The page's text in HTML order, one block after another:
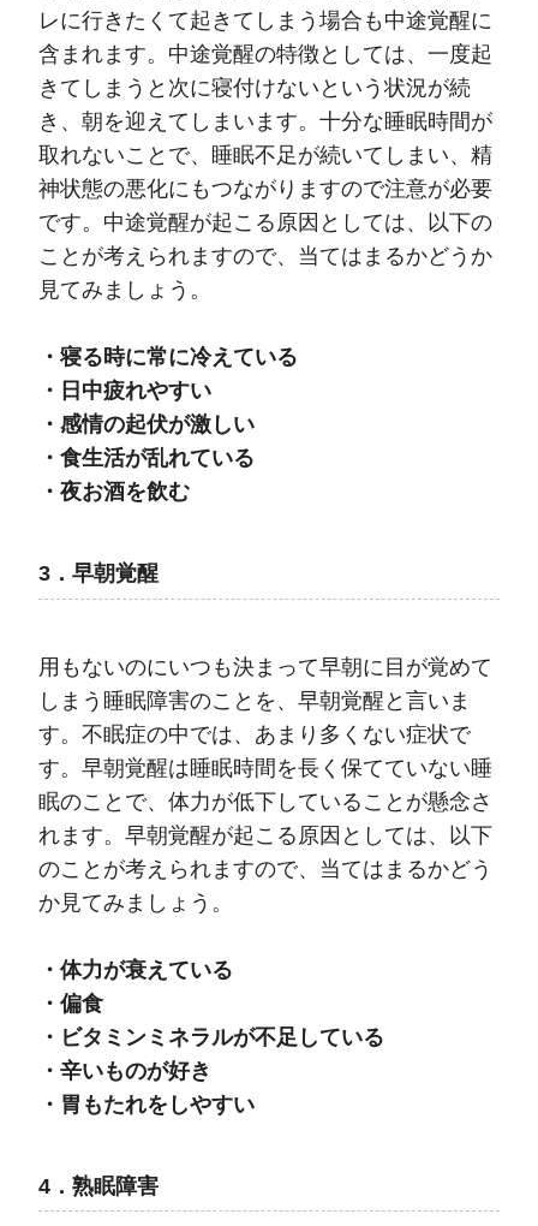
レに行きたくて起きてしまう場合も中途覚醒に
含まれます。中途覚醒の特徴としては、一度起
きてしまうと次に寝付けないという状況が続
き、朝を迎えてしまいます。十分な睡眠時間が
取れないことで、睡眠不足が続いてしまい、精
神状態の悪化にもつながりますので注意が必要
です。中途覚醒が起こる原因としては、以下の
ことが考えられますので、当てはまるかどうか
見てみましょう。
・寝る時に常に冷えている
・日中疲れやすい
・感情の起伏が激しい
・食生活が乱れている
・夜お酒を飲む
3．早朝覚醒
用もないのにいつも決まって早朝に目が覚めて
しまう睡眠障害のことを、早朝覚醒と言いま
す。不眠症の中では、あまり多くない症状で
す。早朝覚醒は睡眠時間を長く保てていない睡
眠のことで、体力が低下していることが懸念さ
れます。早朝覚醒が起こる原因としては、以下
のことが考えられますので、当てはまるかどう
か見てみましょう。
・体力が衰えている
・偏食
・ビタミンミネラルが不足している
・辛いものが好き
・胃もたれをしやすい
4．熟眠障害